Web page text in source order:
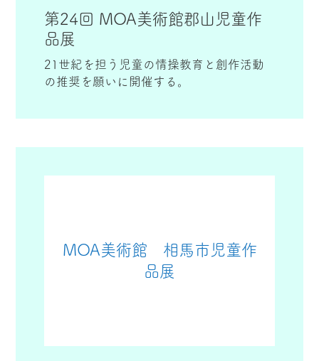
第24回 MOA美術館郡山児童作
品展
21世紀を担う児童の情操教育と創作活動
の推奨を願いに開催する。
MOA美術館 相馬市児童作
品展